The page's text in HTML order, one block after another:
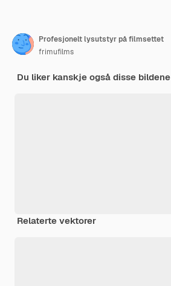
Profesjonelt lysutstyr på filmsettet
frimufilms
Du liker kanskje også disse bildene
Relaterte vektorer